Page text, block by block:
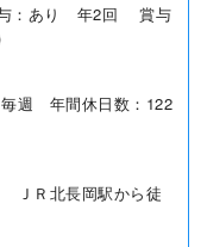
与：あり 年2回 賞与
週 年間休日数：122
ＪＲ北長岡駅から徒